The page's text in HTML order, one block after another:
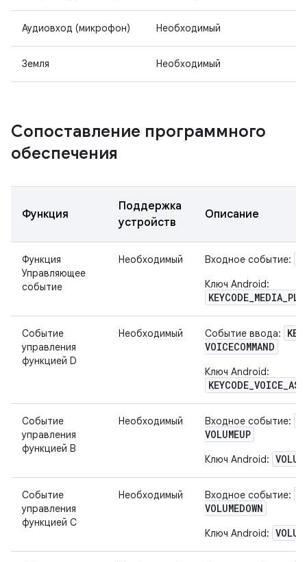
Аудиовход (микрофон) Необходимый
Земля Необходимый
Сопоставление программного
обеспечения
Функция
Поддержка
устройств
Описание
Функция
Управляющее
событие
Необходимый Входное событие:
Ключ Android:
Событие
управления
функцией D
Необходимый Событие ввода: KEY
VOICECOMMAND
Ключ Android:
Событие
управления
функцией B
Необходимый Входное событие:
VOLUMEUP
Ключ Android:
Событие
управления
функцией C
Необходимый Входное событие:
VOLUMEDOWN
Ключ Android: